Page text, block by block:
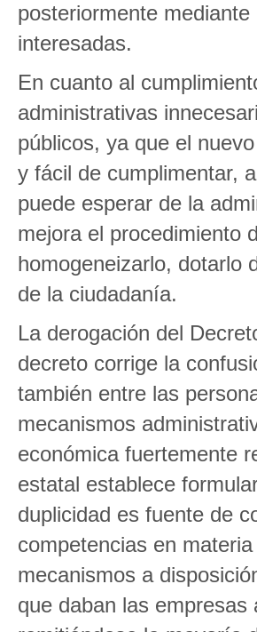
posteriormente
interesadas.
En cuanto al
administrativas
públicos, ya que el
y fácil de cumplimentar,
puede esperar de la
mejora el procedimiento
homogeneizarlo, dotarlo
de la ciudadanía.
La derogación del
decreto corrige la
también entre las
mecanismos
económica fuertemente
estatal establece
duplicidad es fuente de
competencias en
mecanismos a
que daban las